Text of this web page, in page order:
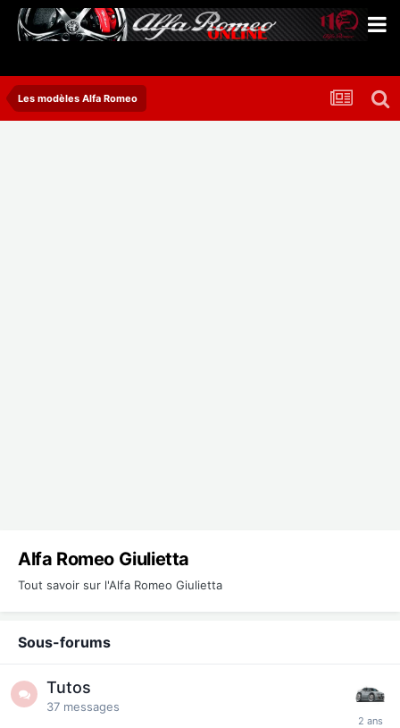
Les modèles Alfa Romeo
Alfa Romeo Giulietta
Tout savoir sur l'Alfa Romeo Giulietta
Sous-forums
Tutos
37 messages